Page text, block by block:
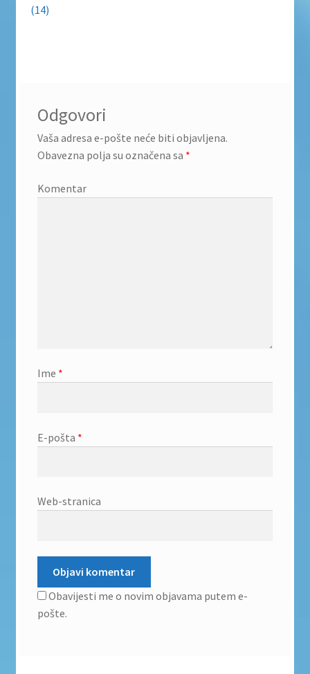
(14)
Odgovori
Vaša adresa e-pošte neće biti objavljena.
Obavezna polja su označena sa *
Komentar
Ime *
E-pošta *
Web-stranica
Obavijesti me o novim objavama putem e-
pošte.